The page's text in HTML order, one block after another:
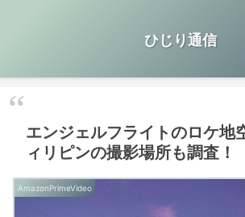
ひじり通信
エンジェルフライトのロケ地
ィリピンの撮影場所も調査！
AmazonPrimeVideo